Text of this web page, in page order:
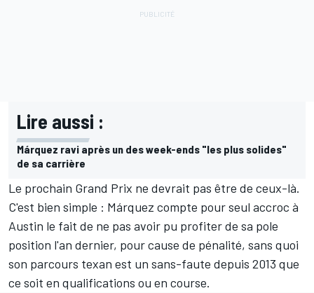
Lire aussi :
Márquez ravi après un des week-ends "les plus solides"
de sa carrière
Le prochain Grand Prix ne devrait pas être de ceux-là.
C'est bien simple : Márquez compte pour seul accroc à
Austin le fait de ne pas avoir pu profiter de sa pole
position l'an dernier, pour cause de pénalité, sans quoi
son parcours texan est un sans-faute depuis 2013 que
ce soit en qualifications ou en course.